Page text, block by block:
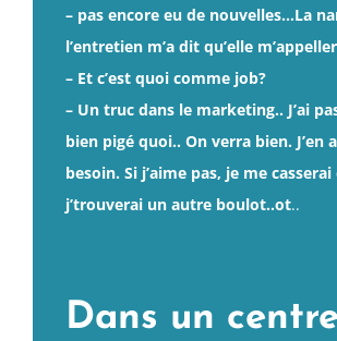
– pas encore eu de nouvelles…La
l’entretien m’a dit qu’elle
– Et c’est quoi comme job?
– Un truc dans le marketing.. J’ai
bien pigé quoi.. On verra bien. J’en
besoin. Si j’aime pas, je me
j’trouverai un autre boulot..ot..
Dans un